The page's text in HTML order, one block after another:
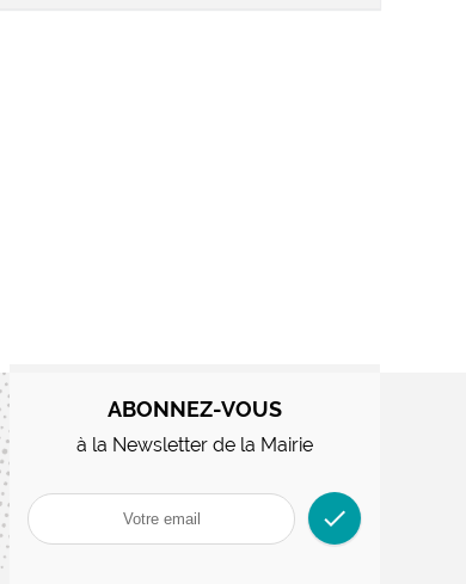
ABONNEZ-VOUS
à la Newsletter de la Mairie
check